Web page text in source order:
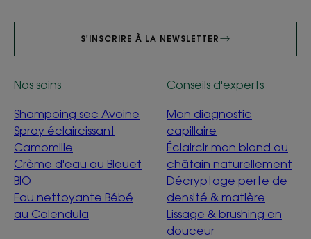
S'INSCRIRE À LA NEWSLETTER
Nos soins
Shampoing sec Avoine
Spray éclaircissant
Camomille
Crème d'eau au Bleuet
BIO
Eau nettoyante Bébé
au Calendula
Conseils d'experts
Mon diagnostic
capillaire
Éclaircir mon blond ou
châtain naturellement
Décryptage perte de
densité & matière
Lissage & brushing en
douceur